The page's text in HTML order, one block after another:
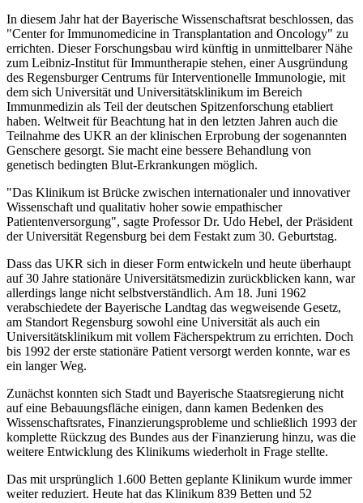
In diesem Jahr hat der Bayerische Wissenschaftsrat beschlossen, das
"Center for Immunomedicine in Transplantation and Oncology" zu
errichten. Dieser Forschungsbau wird künftig in unmittelbarer Nähe
zum Leibniz-Institut für Immuntherapie stehen, einer Ausgründung
des Regensburger Centrums für Interventionelle Immunologie, mit
dem sich Universität und Universitätsklinikum im Bereich
Immunmedizin als Teil der deutschen Spitzenforschung etabliert
haben. Weltweit für Beachtung hat in den letzten Jahren auch die
Teilnahme des UKR an der klinischen Erprobung der sogenannten
Genschere gesorgt. Sie macht eine bessere Behandlung von
genetisch bedingten Blut-Erkrankungen möglich.
"Das Klinikum ist Brücke zwischen internationaler und innovativer
Wissenschaft und qualitativ hoher sowie empathischer
Patientenversorgung", sagte Professor Dr. Udo Hebel, der Präsident
der Universität Regensburg bei dem Festakt zum 30. Geburtstag.
Dass das UKR sich in dieser Form entwickeln und heute überhaupt
auf 30 Jahre stationäre Universitätsmedizin zurückblicken kann, war
allerdings lange nicht selbstverständlich. Am 18. Juni 1962
verabschiedete der Bayerische Landtag das wegweisende Gesetz,
am Standort Regensburg sowohl eine Universität als auch ein
Universitätsklinikum mit vollem Fächerspektrum zu errichten. Doch
bis 1992 der erste stationäre Patient versorgt werden konnte, war es
ein langer Weg.
Zunächst konnten sich Stadt und Bayerische Staatsregierung nicht
auf eine Bebauungsfläche einigen, dann kamen Bedenken des
Wissenschaftsrates, Finanzierungsprobleme und schließlich 1993 der
komplette Rückzug des Bundes aus der Finanzierung hinzu, was die
weitere Entwicklung des Klinikums wiederholt in Frage stellte.
Das mit ursprünglich 1.600 Betten geplante Klinikum wurde immer
weiter reduziert. Heute hat das Klinikum 839 Betten und 52